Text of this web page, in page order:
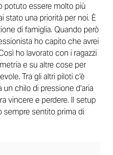
potuto essere molto più
stato una priorità per noi. È
di famiglia. Quando però
ho capito che avrei
ho lavorato con i ragazzi
e su altre cose per
Tra gli altri piloti c’è
chilo di pressione d’aria
vincere e perdere. Il setup
sempre sentito prima di